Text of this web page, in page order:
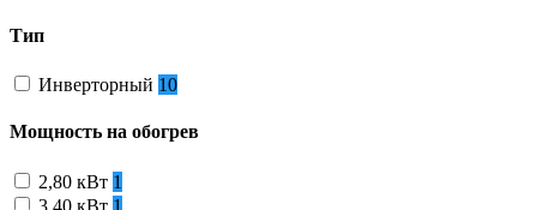
Тип
Инверторный 10
Мощность на обогрев
2,80 кВт 1
3,40 кВт 1